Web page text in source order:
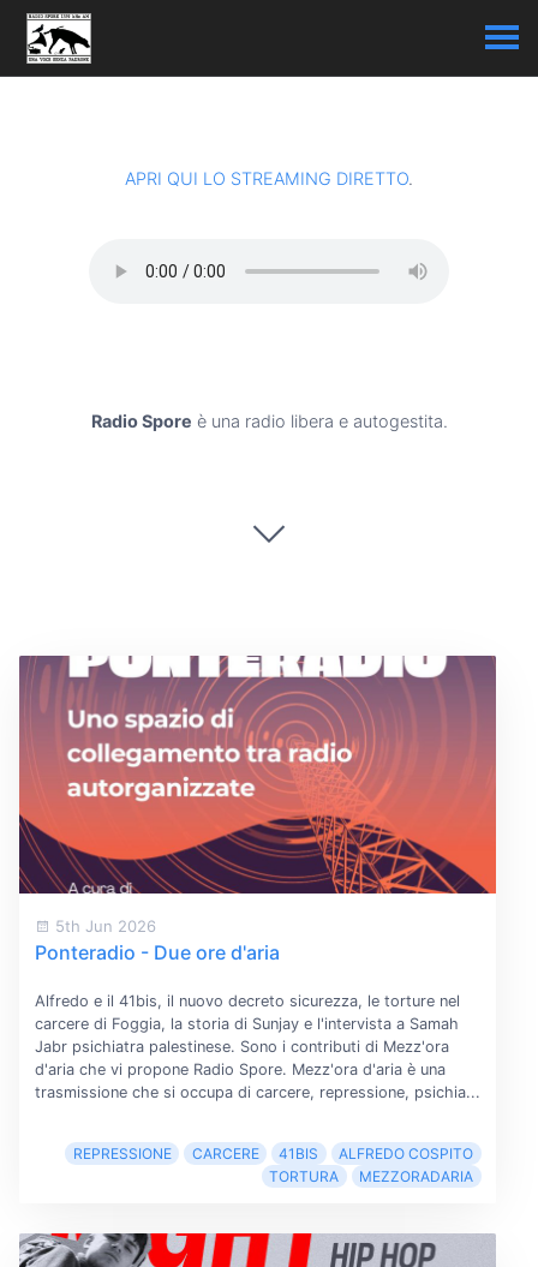
APRI QUI LO STREAMING DIRETTO.
Radio Spore è una radio libera e autogestita.
5th Jun 2026
Ponteradio - Due ore d'aria
Alfredo e il 41bis, il nuovo decreto sicurezza, le torture nel
carcere di Foggia, la storia di Sunjay e l'intervista a Samah
Jabr psichiatra palestinese. Sono i contributi di Mezz'ora
d'aria che vi propone Radio Spore. Mezz'ora d'aria è una
trasmissione che si occupa di carcere, repressione, psichia...
REPRESSIONE CARCERE 41BIS
ALFREDO COSPITO
TORTURA
MEZZORADARIA